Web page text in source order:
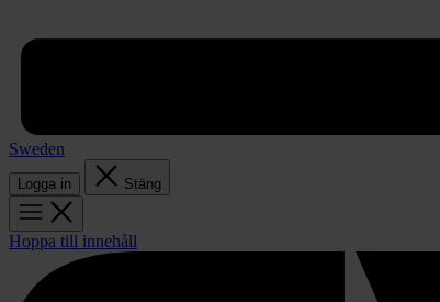
Sweden
Logga in Stäng
Hoppa till innehåll